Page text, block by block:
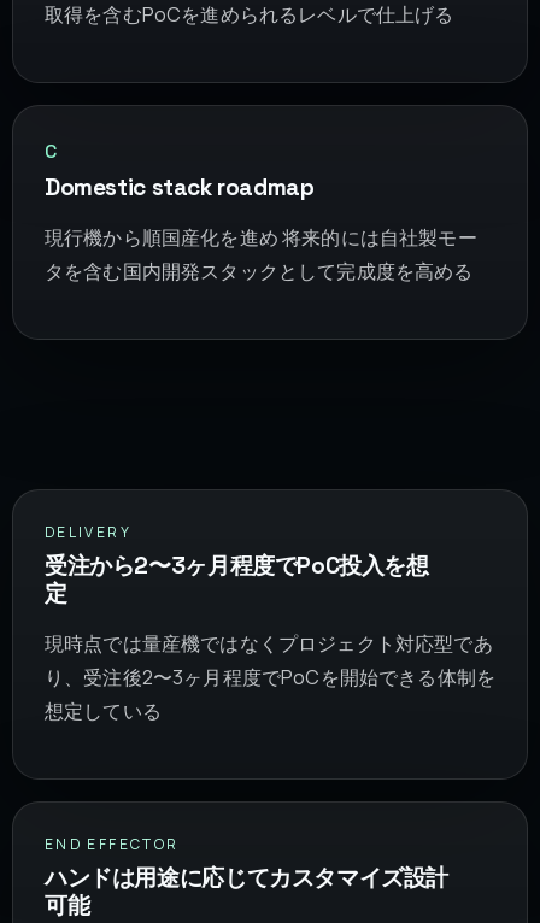
取得を含むPoCを進められるレベルで仕上げる
C
Domestic stack roadmap
現行機から順国産化を進め 将来的には自社製モー
タを含む国内開発スタックとして完成度を高める
DELIVERY
受注から2〜3ヶ月程度でPoC投入を想
定
現時点では量産機ではなくプロジェクト対応型であ
り、受注後2〜3ヶ月程度でPoCを開始できる体制を
想定している
END EFFECTOR
ハンドは用途に応じてカスタマイズ設計
可能